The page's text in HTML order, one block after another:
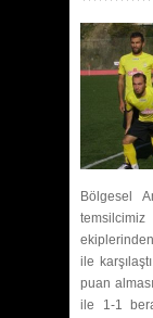
Bölgesel
ile
puan
ile 1-1